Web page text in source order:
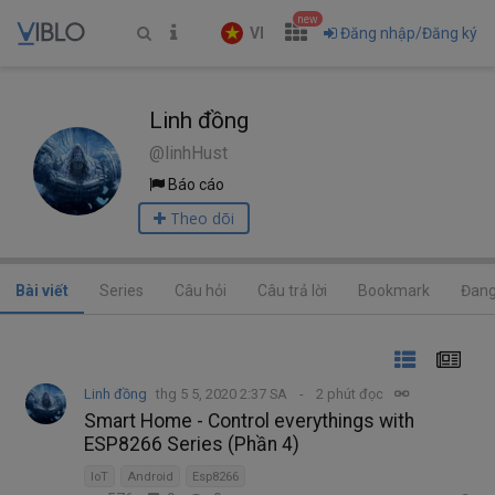
VI
new
Đăng nhập/Đăng ký
Linh đồng
@linhHust
Báo cáo
Theo dõi
Bài viết Series Câu hỏi Câu trả lời Bookmark
Linh đồng thg 5 5, 2020 2:37 SA 2 phút đọc
Smart Home - Control everythings with
ESP8266 Series (Phần 4)
IoT Android Esp8266